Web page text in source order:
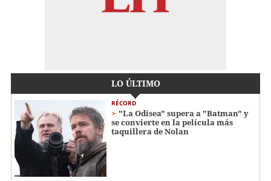
LO ÚLTIMO
RÉCORD
"La Odisea" supera a "Batman" y
se convierte en la película más
taquillera de Nolan